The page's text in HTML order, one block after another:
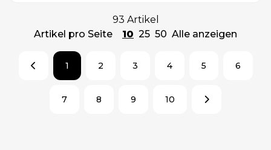
93 Artikel
Artikel pro Seite
10 25 50 Alle anzeigen
1 2 3 4 5 6
7 8 9 10